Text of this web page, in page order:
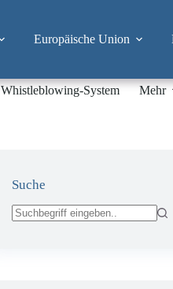
Europäische Union
Whistleblowing-System Mehr
Suche